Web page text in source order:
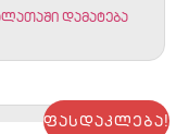
დამატება
ფასდაკლება!